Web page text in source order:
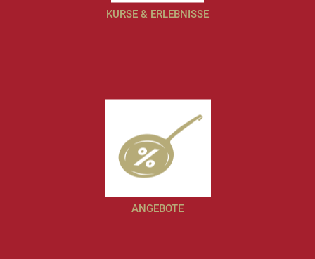
KURSE & ERLEBNISSE
ANGEBOTE